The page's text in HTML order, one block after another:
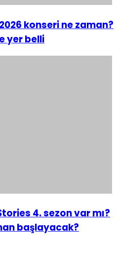
konseri ne zaman?
yer belli
4. sezon var mı?
başlayacak?